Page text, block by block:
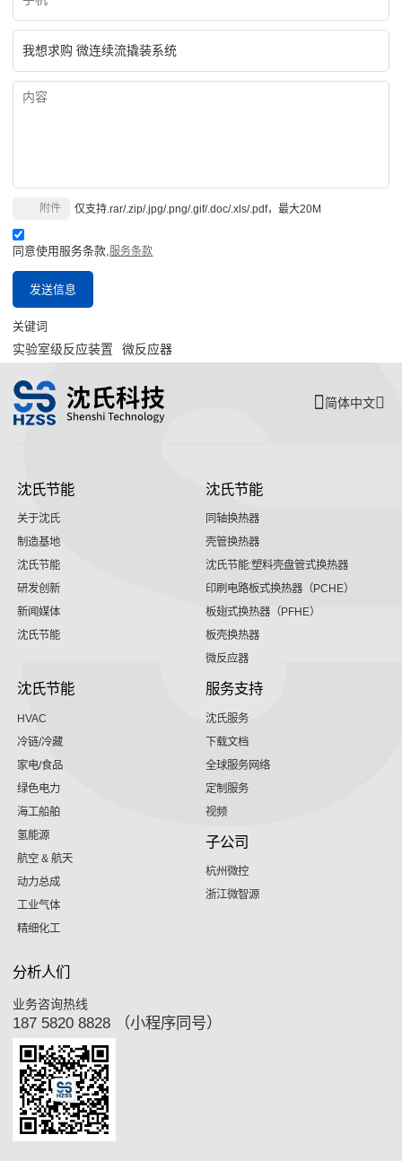
仅支持.rar/.zip/.jpg/.png/.gif/.doc/.xls/.pdf，最大20M
附件
同意使用服务条款,服务条款
发送信息
关键词
实验室级反应装置 微反应器
简体中文
沈氏节能
关于沈氏
制造基地
沈氏节能
研发创新
新闻媒体
沈氏节能
沈氏节能
同轴换热器
壳管换热器
沈氏节能:塑料壳盘管式换热器
印刷电路板式换热器（PCHE）
板翅式换热器（PFHE）
板壳换热器
微反应器
沈氏节能
HVAC
冷链/冷藏
家电/食品
绿色电力
海工船舶
氢能源
航空 & 航天
动力总成
工业气体
精细化工
服务支持
沈氏服务
下载文档
全球服务网络
定制服务
视频
子公司
杭州微控
浙江微智源
分析人们
业务咨询热线
187 5820 8828 （小程序同号）